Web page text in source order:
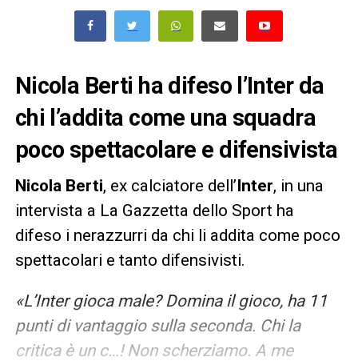
Nicola Berti ha difeso l’Inter da
chi l’addita come una squadra
poco spettacolare e difensivista
Nicola Berti, ex calciatore dell’Inter, in una
intervista a La Gazzetta dello Sport ha
difeso i nerazzurri da chi li addita come poco
spettacolari e tanto difensivisti.
«L’Inter gioca male? Domina il gioco, ha 11
punti di vantaggio sulla seconda. Chi la
critica è un c…! Non scherziamo. A me